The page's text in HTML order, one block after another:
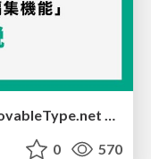
ノーコード編集領域を作れる！MovableType.net 「かんたんデザイン編集機能」徹底解説
0 570